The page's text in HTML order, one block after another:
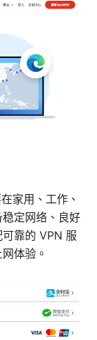
家用、工作、
定网络、良好
靠的 VPN 服
体验。